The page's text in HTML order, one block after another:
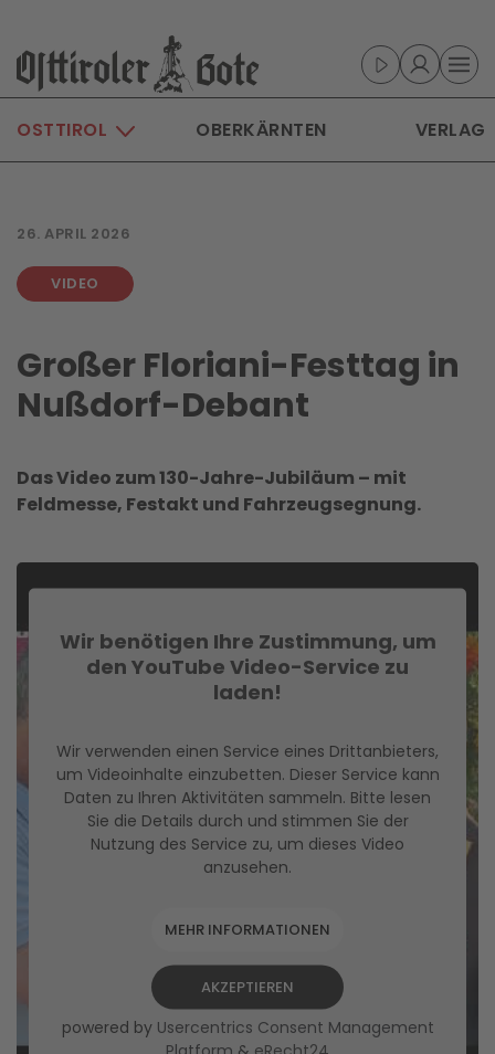
Skip to main content
OSTTIROL OBERKÄRNTEN VERLAG
26. APRIL 2026
VIDEO
Großer Floriani-Festtag in
Nußdorf-Debant
Das Video zum 130-Jahre-Jubiläum – mit
Feldmesse, Festakt und Fahrzeugsegnung.
Wir benötigen Ihre Zustimmung, um
den YouTube Video-Service zu
laden!
Wir verwenden einen Service eines Drittanbieters,
um Videoinhalte einzubetten. Dieser Service kann
Daten zu Ihren Aktivitäten sammeln. Bitte lesen
Sie die Details durch und stimmen Sie der
Nutzung des Service zu, um dieses Video
anzusehen.
MEHR INFORMATIONEN
AKZEPTIEREN
powered by Usercentrics Consent Management